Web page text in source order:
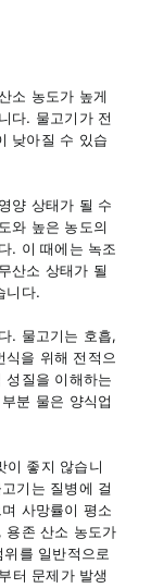
소 농도가 높게
다. 물고기가 전
낮아질 수 있습
양 상태가 될 수
와 높은 농도의
. 이 때에는 녹조
산소 상태가 될
니다.
. 물고기는 호흡,
을 위해 전적으
성질을 이해하는
분 물은 양식업
이 좋지 않습니
기는 질병에 걸
사망률이 평소
용존 산소 농도가
를 일반적으로
터 문제가 발생